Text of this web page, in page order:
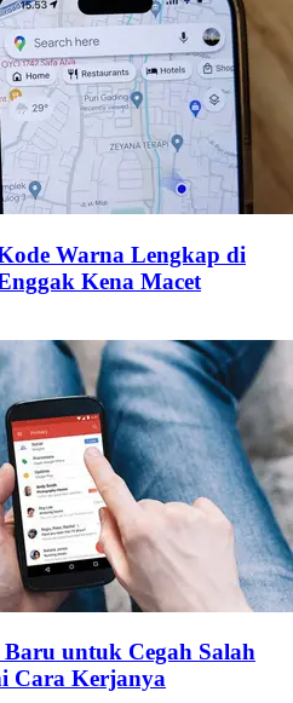
Warna Lengkap di
Kena Macet
untuk Cegah Salah
Cara Kerjanya